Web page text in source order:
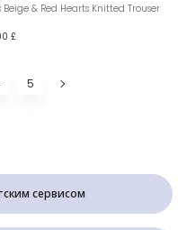
Beige & Red Hearts Knitted Trouser
£
5
сервисом